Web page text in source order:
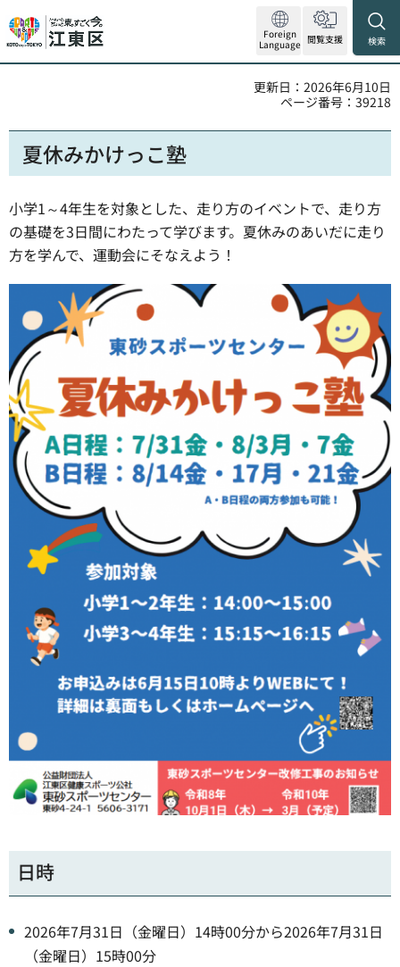
Foreign
Language 閲覧支援 検索
更新日：2026年6月10日
ページ番号：39218
夏休みかけっこ塾
小学1～4年生を対象とした、走り方のイベントで、走り方
の基礎を3日間にわたって学びます。夏休みのあいだに走り
方を学んで、運動会にそなえよう！
日時
2026年7月31日（金曜日）14時00分から2026年7月31日
（金曜日）15時00分